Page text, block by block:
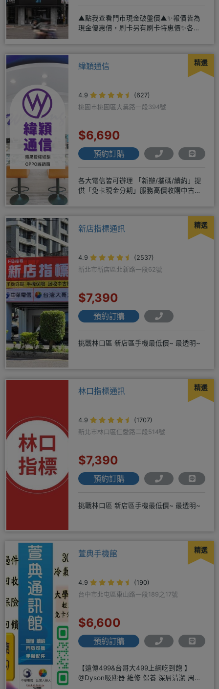
▲點我查看門市現金破盤價▲✨報價皆為
現金優惠價，刷卡另有刷卡特惠價✨各大
精選
緯穎通信
4.9
(627)
桃園市桃園區大業路一段394號
$6,690
預約訂購
各大電信皆可辦理 「新辦/攜碼/續約」提
供「免卡現金分期」服務高價收購中古機
精選
新店指標通訊
4.9
(2537)
新北市新店區北新路一段62號
$7,390
預約訂購
挑戰林口區 新店區手機最低價~ 最透明~
精選
林口指標通訊
4.9
(1707)
新北市林口區仁愛路二段514號
$7,390
預約訂購
挑戰林口區 新店區手機最低價~ 最透明~
精選
萱典手機館
4.9
(190)
台中市北屯區東山路一段189之17號
$6,600
預約訂購
【遠傳499&台哥大499上網吃到飽 】
@Dyson吸塵器 維修 保養 深層清潔 周邊